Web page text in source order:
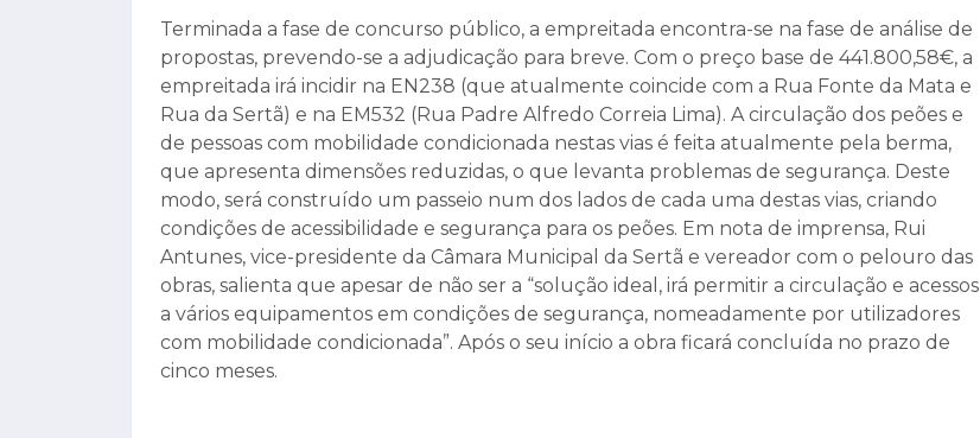
Terminada a fase de concurso público, a empreitada encontra-se na fase de análise de
propostas, prevendo-se a adjudicação para breve. Com o preço base de 441.800,58€, a
empreitada irá incidir na EN238 (que atualmente coincide com a Rua Fonte da Mata e
Rua da Sertã) e na EM532 (Rua Padre Alfredo Correia Lima). A circulação dos peões e
de pessoas com mobilidade condicionada nestas vias é feita atualmente pela berma,
que apresenta dimensões reduzidas, o que levanta problemas de segurança. Deste
modo, será construído um passeio num dos lados de cada uma destas vias, criando
condições de acessibilidade e segurança para os peões. Em nota de imprensa, Rui
Antunes, vice-presidente da Câmara Municipal da Sertã e vereador com o pelouro das
obras, salienta que apesar de não ser a “solução ideal, irá permitir a circulação e acessos
a vários equipamentos em condições de segurança, nomeadamente por utilizadores
com mobilidade condicionada”. Após o seu início a obra ficará concluída no prazo de
cinco meses.